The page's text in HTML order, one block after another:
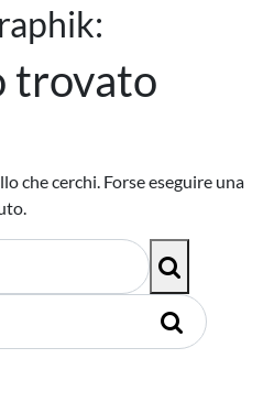
trovato
che cerchi. Forse eseguire una